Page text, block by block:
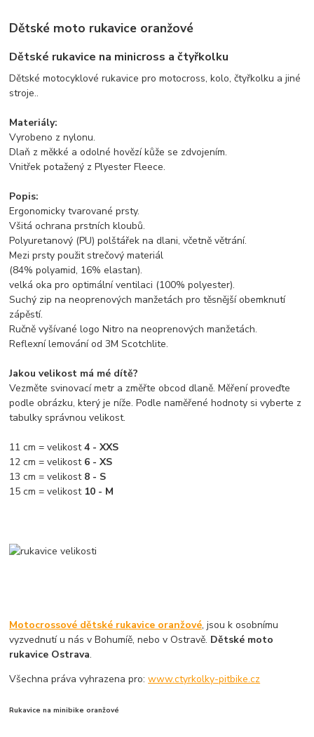
Dětské moto rukavice oranžové
Dětské rukavice na minicross a čtyřkolku
Dětské motocyklové rukavice pro motocross, kolo, čtyřkolku a jiné
stroje..
Materiály:
Vyrobeno z nylonu.
Dlaň z měkké a odolné hovězí kůže se zdvojením.
Vnitřek potažený z Plyester Fleece.
Popis:
Ergonomicky tvarované prsty.
Všitá ochrana prstních kloubů.
Polyuretanový (PU) polštářek na dlani, včetně větrání.
Mezi prsty použit strečový materiál
(84% polyamid, 16% elastan).
velká oka pro optimální ventilaci (100% polyester).
Suchý zip na neoprenových manžetách pro těsnější obemknutí
zápěstí.
Ručně vyšívané logo Nitro na neoprenových manžetách.
Reflexní lemování od 3M Scotchlite.
Jakou velikost má mé dítě?
Vezměte svinovací metr a změřte obcod dlaně. Měření proveďte
podle obrázku, který je níže. Podle naměřené hodnoty si vyberte z
tabulky správnou velikost.
11 cm = velikost4 - XXS
12 cm = velikost 6 - XS
13 cm = velikost 8 - S
15 cm = velikost 10 - M
Motocrossové dětské rukavice oranžové, jsou k osobnímu
vyzvednutí u nás v Bohumíě, nebo v Ostravě. Dětské moto
rukavice Ostrava.
Všechna práva vyhrazena pro:www.ctyrkolky-pitbike.cz
Rukavice na minibike oranžové